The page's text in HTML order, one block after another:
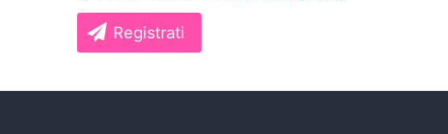
Registrati